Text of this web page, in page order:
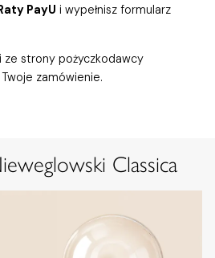
PayU i wypełnisz formularz
strony pożyczkodawcy
zamówienie.
Classica